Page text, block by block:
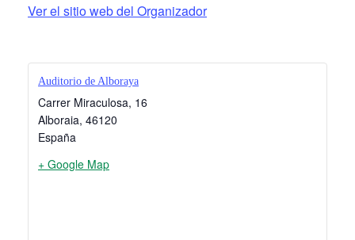
Ver el sitio web del Organizador
Auditorio de Alboraya
Carrer Miraculosa, 16
Alboraia, 46120
España
+ Google Map